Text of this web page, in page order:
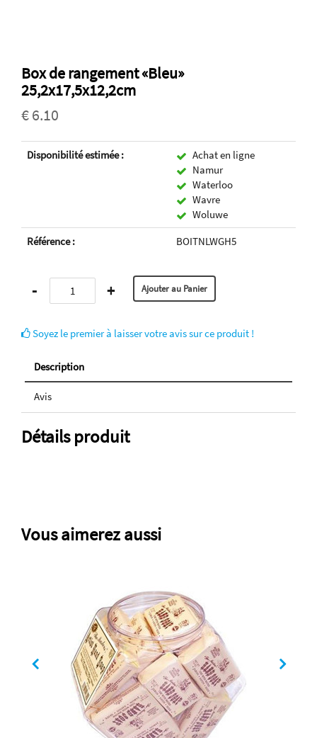
Box de rangement «Bleu»
25,2x17,5x12,2cm
€ 6.10
Disponibilité estimée :
Achat en ligne
Namur
Waterloo
Wavre
Woluwe
Référence :
BOITNLWGH5
- +
Soyez le premier à laisser votre avis sur ce produit !
Description
Avis
Détails produit
Vous aimerez aussi